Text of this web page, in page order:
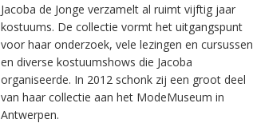
Jacoba de Jonge verzamelt al ruimt vijftig jaar
kostuums. De collectie vormt het uitgangspunt
voor haar onderzoek, vele lezingen en cursussen
en diverse kostuumshows die Jacoba
organiseerde. In 2012 schonk zij een groot deel
van haar collectie aan het ModeMuseum in
Antwerpen.